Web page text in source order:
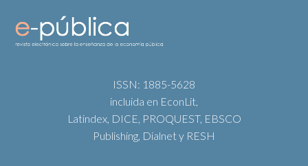
ISSN: 1885-5628
incluida en EconLit,
Latindex, DICE, PROQUEST, EBSCO
Publishing, Dialnet y RESH